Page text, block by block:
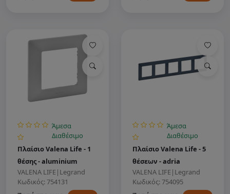
Άμεσα
Διαθέσιμο
Πλαίσιο Valena Life - 1
θέσης - aluminium
VALENA LIFE | Legrand
Κωδικός: 754131
Άμεσα
Διαθέσιμο
Πλαίσιο Valena Life - 5
θέσεων - adria
VALENA LIFE | Legrand
Κωδικός: 754095